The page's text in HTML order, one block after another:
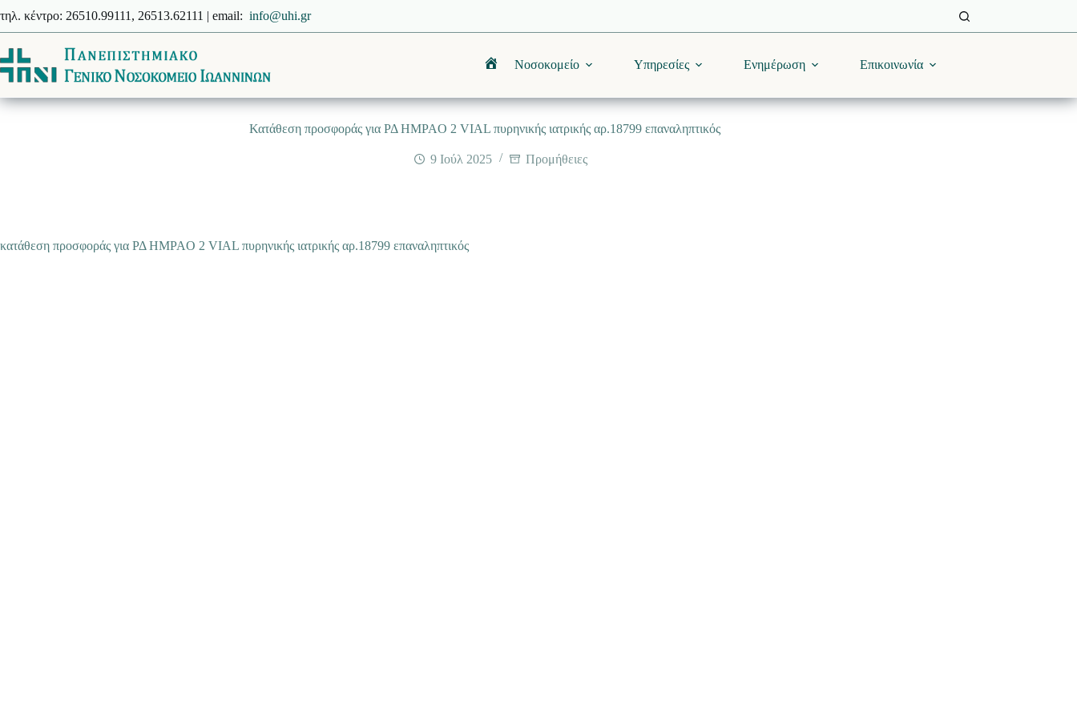
στο
περιεχόμενο
τηλ. κέντρο: 26510.99111, 26513.62111 | email: info@uhi.gr
ΑρχικήΝοσοκομείο Υπηρεσίες Ενημέρωση Επικοινωνία
Κατάθεση προσφοράς για ΡΔ HMPAO 2 VIAL πυρηνικής ιατρικής αρ.18799 επαναληπτικός
9 Ιούλ 2025 Προμήθειες
κατάθεση προσφοράς για ΡΔ HMPAO 2 VIAL πυρηνικής ιατρικής αρ.18799 επαναληπτικός